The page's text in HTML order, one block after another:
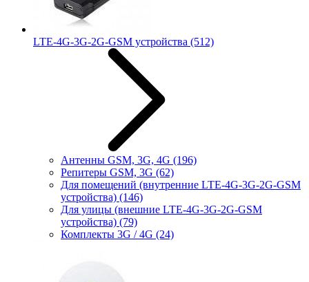
LTE-4G-3G-2G-GSM устройства (512)
Антенны GSM, 3G, 4G (196)
Репитеры GSM, 3G (62)
Для помещений (внутренние LTE-4G-3G-2G-GSM
устройства) (146)
Для улицы (внешние LTE-4G-3G-2G-GSM
устройства) (79)
Комплекты 3G / 4G (24)